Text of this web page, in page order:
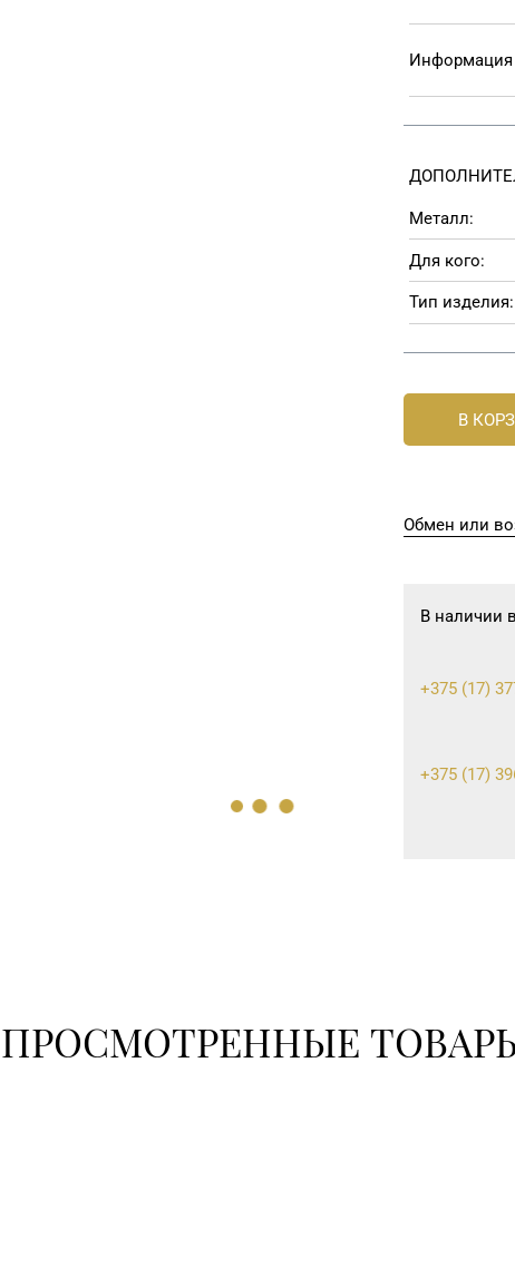
Информация
Металл:
Для кого:
Тип изделия:
В
Обмен или
В наличии
+375 (17)
+375 (17)
+375 (17)
ПРОСМОТРЕННЫЕ